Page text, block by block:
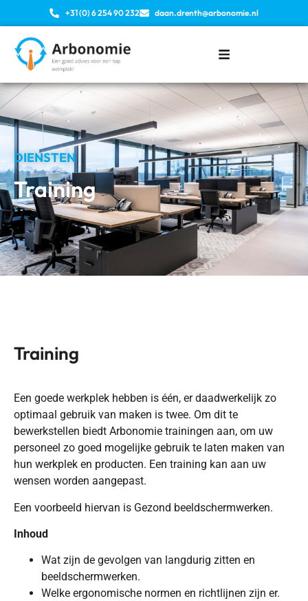
+31 (0) 6 254 90 232 daan.drenth@arbonomie.nl
DIENSTEN
Training
Training
Een goede werkplek hebben is één, er daadwerkelijk zo
optimaal gebruik van maken is twee. Om dit te
bewerkstellen biedt Arbonomie trainingen aan, om uw
personeel zo goed mogelijke gebruik te laten maken van
hun werkplek en producten. Een training kan aan uw
wensen worden aangepast.
Een voorbeeld hiervan is Gezond beeldschermwerken.
Inhoud
Wat zijn de gevolgen van langdurig zitten en
beeldschermwerken.
Welke ergonomische normen en richtlijnen zijn er.